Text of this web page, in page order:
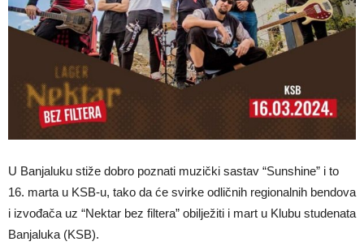
U Banjaluku stiže dobro poznati muzički sastav “Sunshine” i to
16. marta u KSB-u, tako da će svirke odličnih regionalnih bendova
i izvođača uz “Nektar bez filtera” obilježiti i mart u Klubu studenata
Banjaluka (KSB).